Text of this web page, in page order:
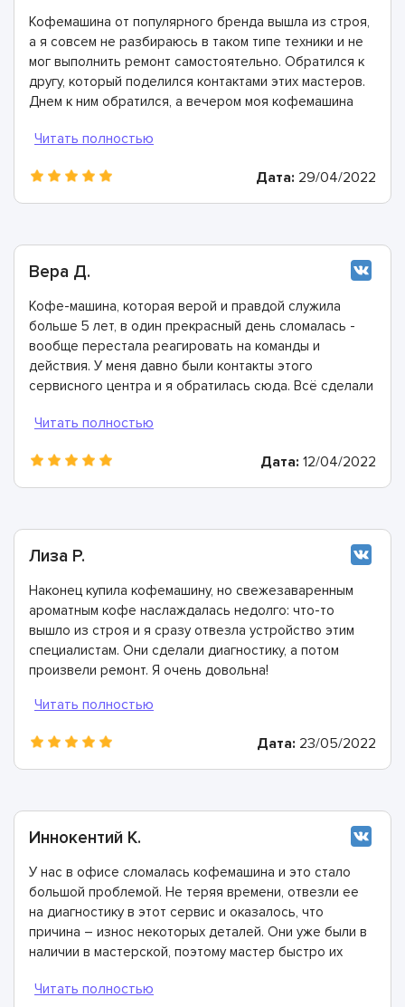
Кофемашина от популярного бренда вышла из строя,
а я совсем не разбираюсь в таком типе техники и не
мог выполнить ремонт самостоятельно. Обратился к
другу, который поделился контактами этих мастеров.
Днем к ним обратился, а вечером моя кофемашина
Дата: 29/04/2022
Вера Д.
Кофе-машина, которая верой и правдой служила
больше 5 лет, в один прекрасный день сломалась -
вообще перестала реагировать на команды и
действия. У меня давно были контакты этого
сервисного центра и я обратилась сюда. Всё сделали
Конечно же рекомендую этих мастеров!
Дата: 12/04/2022
Лиза Р.
Наконец купила кофемашину, но свежезаваренным
ароматным кофе наслаждалась недолго: что-то
вышло из строя и я сразу отвезла устройство этим
специалистам. Они сделали диагностику, а потом
произвели ремонт. Я очень довольна!
Дата: 23/05/2022
Иннокентий К.
У нас в офисе сломалась кофемашина и это стало
большой проблемой. Не теряя времени, отвезли ее
на диагностику в этот сервис и оказалось, что
причина – износ некоторых деталей. Они уже были в
наличии в мастерской, поэтому мастер быстро их